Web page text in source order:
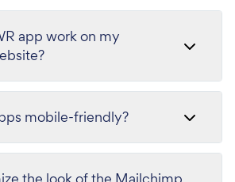
app work on my
mobile-friendly?